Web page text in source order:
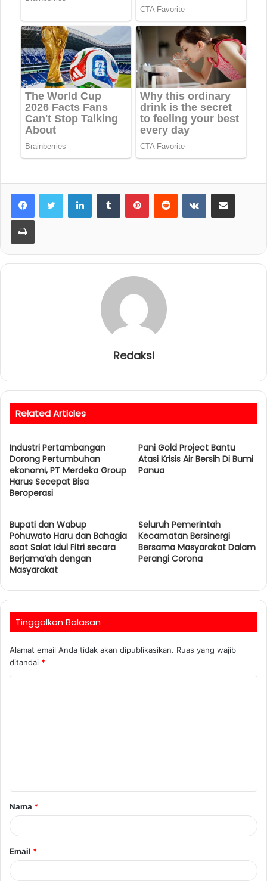
Redaksi
Related Articles
Industri Pertambangan
Dorong Pertumbuhan
ekonomi, PT Merdeka Group
Harus Secepat Bisa
Beroperasi
Pani Gold Project Bantu
Atasi Krisis Air Bersih Di Bumi
Panua
Bupati dan Wabup
Pohuwato Haru dan Bahagia
saat Salat Idul Fitri secara
Berjama’ah dengan
Masyarakat
Seluruh Pemerintah
Kecamatan Bersinergi
Bersama Masyarakat Dalam
Perangi Corona
Tinggalkan Balasan
Alamat email Anda tidak akan dipublikasikan. Ruas yang wajib
ditandai *
Nama *
Email *